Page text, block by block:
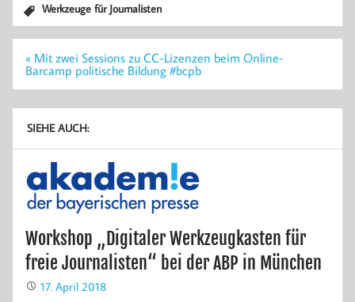
Werkzeuge für Journalisten
Beitragsnavigation
« Mit zwei Sessions zu CC-Lizenzen beim Online-
Barcamp politische Bildung #bcpb
SIEHE AUCH:
Workshop „Digitaler Werkzeugkasten für
freie Journalisten“ bei der ABP in München
17. April 2018